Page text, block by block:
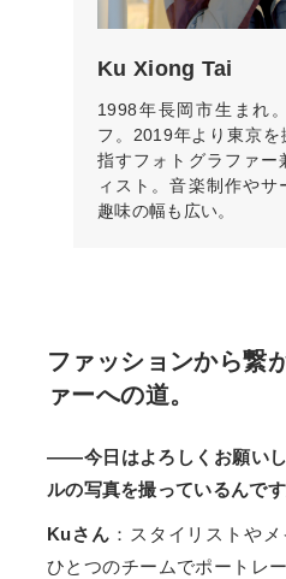
Ku Xiong Tai
1998年長岡市生まれ
フ。2019年より東京を
指すフォトグラファー
ィスト。音楽制作や
趣味の幅も広い。
ファッションから繋
ァーへの道。
――今日はよろしくお願い
ルの写真を撮っているんで
Kuさん ：スタイリストや
ひとつのチームでポートレ